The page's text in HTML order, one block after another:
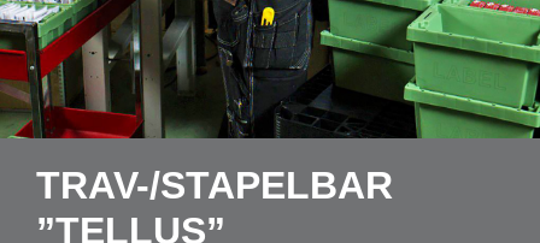
TRAV-/STAPELBAR
”TELLUS”